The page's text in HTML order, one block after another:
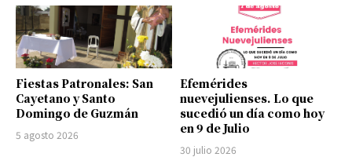
Fiestas Patronales: San
Cayetano y Santo
Domingo de Guzmán
5 agosto 2026
Efemérides
nuevejulienses. Lo que
sucedió un día como hoy
en 9 de Julio
30 julio 2026